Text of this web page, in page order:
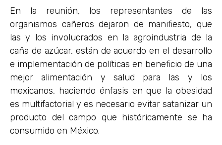
En la reunión, los representantes de las
organismos cañeros dejaron de manifiesto, que
las y los involucrados en la agroindustria de la
caña de azúcar, están de acuerdo en el desarrollo
e implementación de políticas en beneficio de una
mejor alimentación y salud para las y los
mexicanos, haciendo énfasis en que la obesidad
es multifactorial y es necesario evitar satanizar un
producto del campo que históricamente se ha
consumido en México.